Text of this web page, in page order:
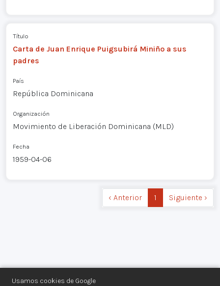
Usamos cookies de Google
Título
Carta de Juan Enrique Puigsubirá Miniño a sus
padres
País
República Dominicana
Organización
Movimiento de Liberación Dominicana (MLD)
Fecha
1959-04-06
‹ Anterior 1 Siguiente ›